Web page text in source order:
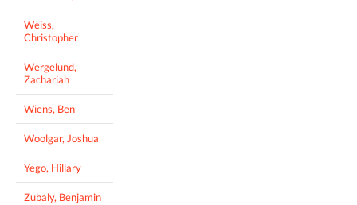
Weiss,
Christopher
Wergelund,
Zachariah
Wiens, Ben
Woolgar, Joshua
Yego, Hillary
Zubaly, Benjamin